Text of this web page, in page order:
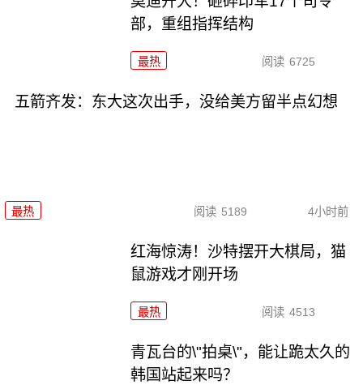
部，重组指挥结构
最热 阅读 6725
五箭齐发：东大这次出手，没给美方留半点幻想
最热 阅读 5189 4小时前
红海惊涛！沙特摆开大棋局，猫
鼠游戏才刚开场
最热 阅读 4513
青瓦台的\"拍桌\"，能让跪太久的
韩国站起来吗？